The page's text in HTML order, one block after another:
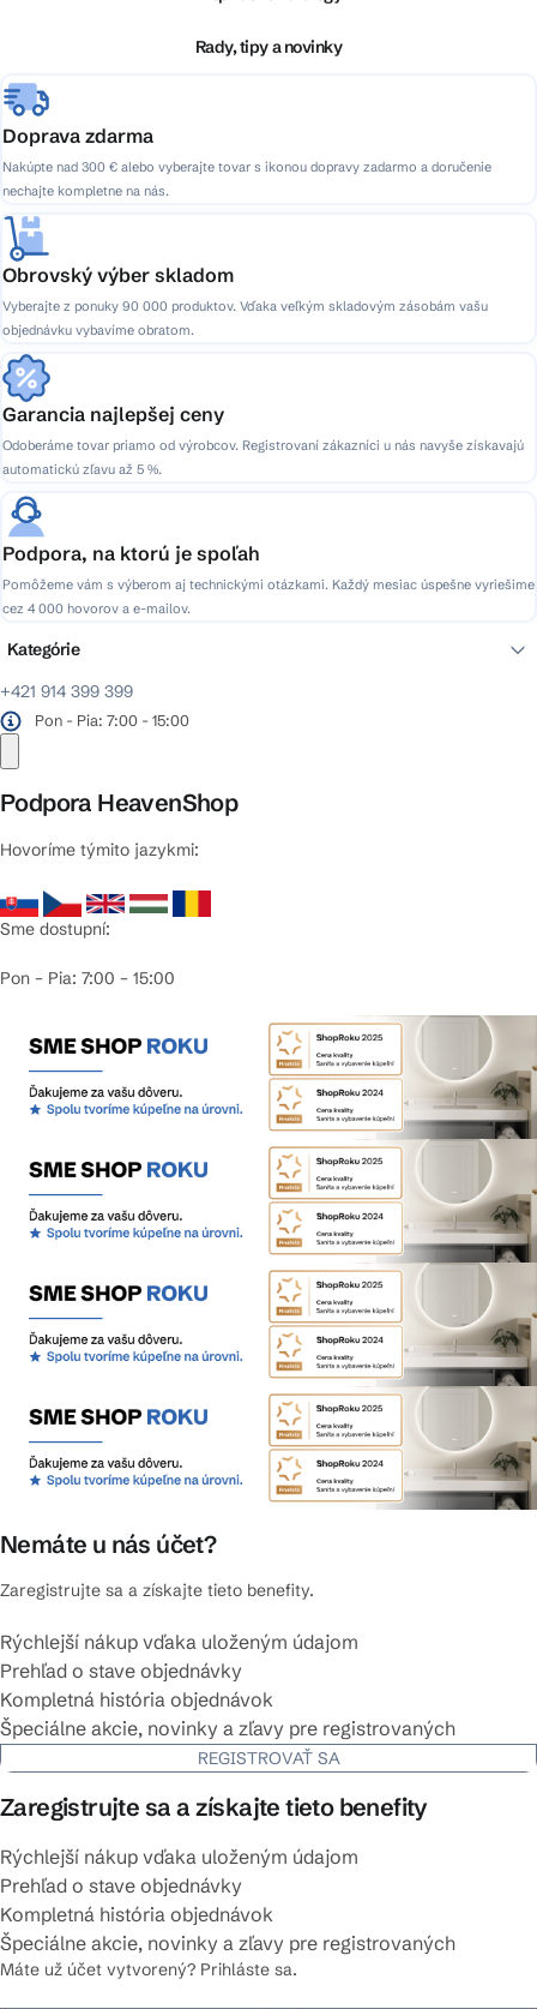
e
Rady, tipy a novinky
Doprava zdarma
Nakúpte nad 300 € alebo vyberajte tovar s ikonou dopravy zadarmo a doručenie
nechajte kompletne na nás.
Obrovský výber skladom
Vyberajte z ponuky 90 000 produktov. Vďaka veľkým skladovým zásobám vašu
objednávku vybavíme obratom.
Garancia najlepšej ceny
Odoberáme tovar priamo od výrobcov. Registrovaní zákazníci u nás navyše získavajú
automatickú zľavu až 5 %.
Podpora, na ktorú je spoľah
Pomôžeme vám s výberom aj technickými otázkami. Každý mesiac úspešne vyriešime
cez 4 000 hovorov a e-mailov.
+421 914 399 399
Pon - Pia: 7:00 - 15:00
Podpora HeavenShop
Hovoríme týmito jazykmi:
Sme dostupní:
Pon – Pia: 7:00 – 15:00
Nemáte u nás účet?
Zaregistrujte sa a získajte tieto benefity.
Rýchlejší nákup vďaka uloženým údajom
Prehľad o stave objednávky
Kompletná história objednávok
Špeciálne akcie, novinky a zľavy pre registrovaných
REGISTROVAŤ SA
Zaregistrujte sa a získajte tieto benefity
Rýchlejší nákup vďaka uloženým údajom
Prehľad o stave objednávky
Kompletná história objednávok
Špeciálne akcie, novinky a zľavy pre registrovaných
Máte už účet vytvorený? Prihláste sa.
Kategórie